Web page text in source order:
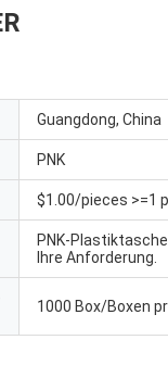
Guangdong, China
PNK
$1.00/pieces >=1
PNK-
Ihre Anforderung.
1000 Box/Boxen